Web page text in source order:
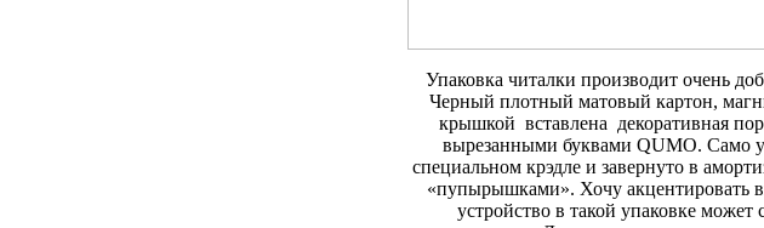
Упаковка читалки производит очень
Черный плотный матовый картон,
крышкой вставлена декоративная
вырезанными буквами QUMO. Само
специальном крэдле и завернуто в
«пупырышками». Хочу акцентировать
устройство в такой упаковке может